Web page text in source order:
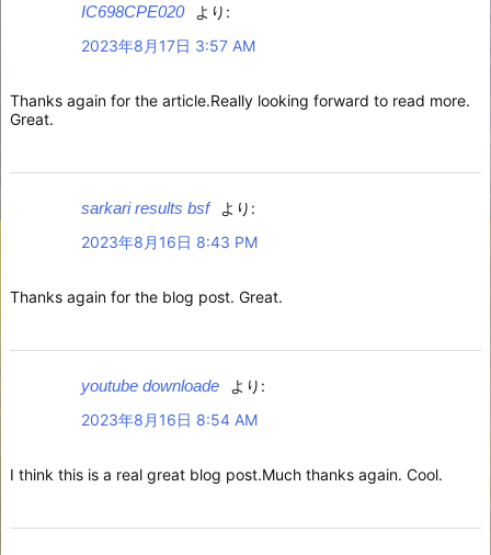
IC698CPE020
より:
2023年8月17日 3:57 AM
Thanks again for the article.Really looking forward to read more.
Great.
sarkari results bsf
より:
2023年8月16日 8:43 PM
Thanks again for the blog post. Great.
youtube downloade
より:
2023年8月16日 8:54 AM
I think this is a real great blog post.Much thanks again. Cool.